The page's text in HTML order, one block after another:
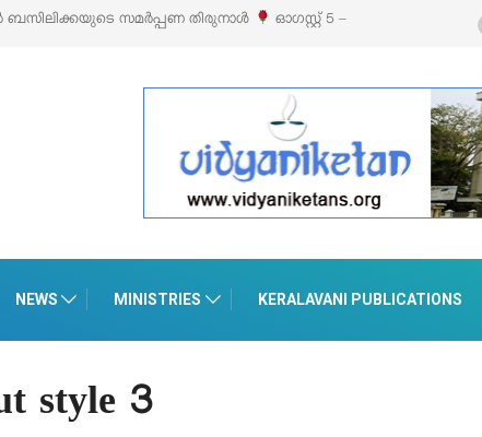
ബസിലിക്കയുടെ സമർപ്പണ തിരുനാൾ ഓഗസ്റ്റ് 5 –
NEWS MINISTRIES KERALAVANI PUBLICATIONS
style 3